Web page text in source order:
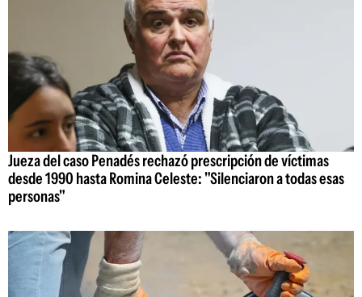
Jueza del caso Penadés rechazó prescripción de víctimas
desde 1990 hasta Romina Celeste: "Silenciaron a todas esas
personas"